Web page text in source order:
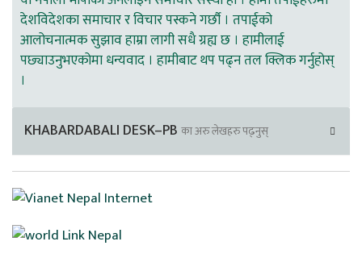
देशविदेशका समाचार र विचार पस्कने गर्छौ । तपाईको
आलोचनात्मक सुझाव हाम्रा लागी सधै ग्रह्य छ । हामीलाई
पछ्याउनुभएकोमा धन्यवाद । हामीबाट थप पढ्न तल क्लिक गर्नुहोस्
।
KHABARDABALI DESK–PB का अरु लेखहरु पढ्नुस्